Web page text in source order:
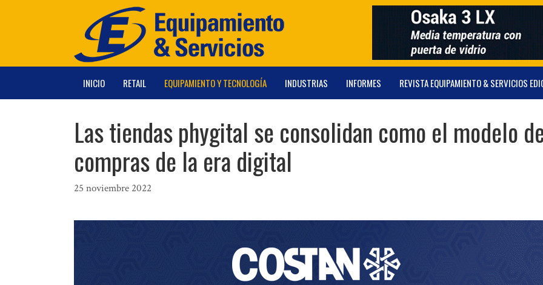
INICIO RETAIL EQUIPAMIENTO Y TECNOLOGÍA INDUSTRIAS INFORMES REVISTA EQUIPAMIENTO & SERVICIOS
Las tiendas phygital se consolidan como el modelo
compras de la era digital
25 noviembre 2022